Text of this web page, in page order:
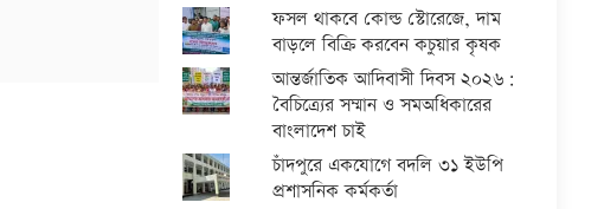
ফসল থাকবে কোল্ড স্টোরেজে, দাম
বাড়লে বিক্রি করবেন কচুয়ার কৃষক
আন্তর্জাতিক আদিবাসী দিবস ২০২৬:
বৈচিত্র্যের সম্মান ও সমঅধিকারের
বাংলাদেশ চাই
চাঁদপুরে একযোগে বদলি ৩১ ইউপি
প্রশাসনিক কর্মকর্তা